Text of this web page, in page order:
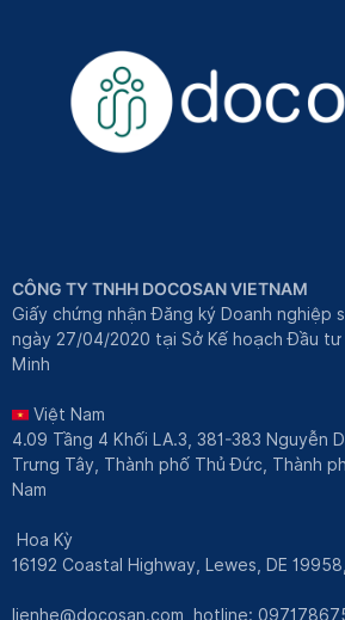
CÔNG TY TNHH DOCOSAN VIETNAM
Giấy chứng nhận Đăng ký Doanh nghiệp
ngày 27/04/2020 tại Sở Kế hoạch Đầu tư
Minh
Việt Nam
4.09 Tầng 4 Khối LA.3, 381-383 Nguyễn
Trưng Tây, Thành phố Thủ Đức, Thành
Nam
Hoa Kỳ
16192 Coastal Highway, Lewes, DE
lienhe@docosan.com , hotline: